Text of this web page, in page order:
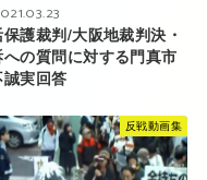
護裁判/大阪地裁判決・
への質問に対する門真市
誠実回答
反戦動画集